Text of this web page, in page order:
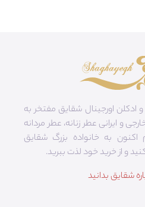
ادکلن اورجینال شقایق مفتخر به
و ایرانی عطر زنانه، عطر مردانه
به خانواده بزرگ شقایق
و از خرید خود لذت ببرید.
شقایق بدانید